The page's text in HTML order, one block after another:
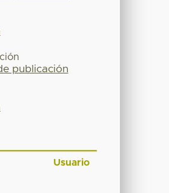
publicación
Usuario